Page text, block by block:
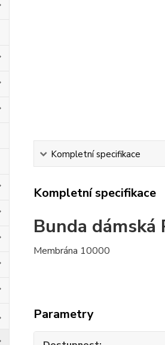
Kompletní specifikace
Kompletní specifikace
Bunda dámská
Membrána 10000
Parametry